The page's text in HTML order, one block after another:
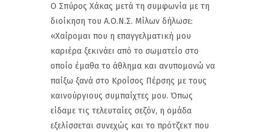
O Σπύρος Χάκας μετά τη συμφωνία με τη
διοίκηση του Α.Ο.Ν.Σ. Μίλων δήλωσε:
«Χαίρομαι που η επαγγελματική μου
καριέρα ξεκινάει από το σωματείο στο
οποίο έμαθα το άθλημα και ανυπομονώ να
παίξω ξανά στο Κροίσος Πέρσης με τους
καινούργιους συμπαίχτες μου. Όπως
είδαμε τις τελευταίες σεζόν, η ομάδα
εξελίσσεται συνεχώς και το πρότζεκτ που